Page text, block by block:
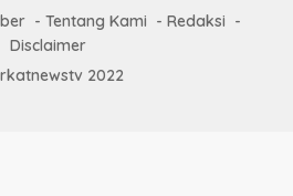
Tentang Kami
Redaksi
Disclaimer
2022